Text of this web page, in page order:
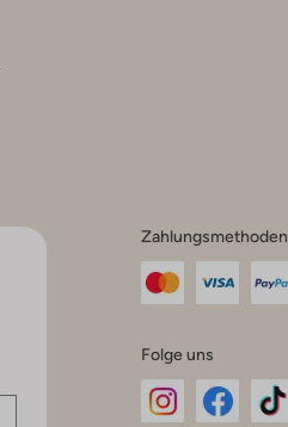
Zahlungsmethoden
Folge uns